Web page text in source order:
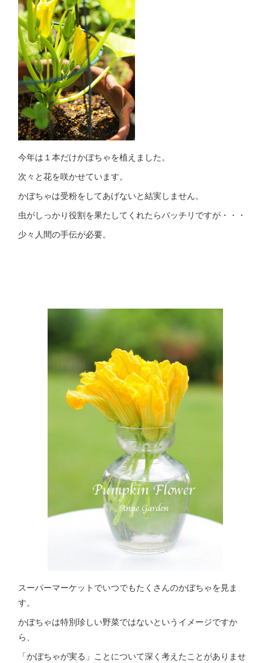
今年は１本だけかぼちゃを植えました。
次々と花を咲かせています。
かぼちゃは受粉をしてあげないと結実しません。
虫がしっかり役割を果たしてくれたらバッチリですが・・・
少々人間の手伝が必要。
スーパーマーケットでいつでもたくさんのかぼちゃを見ま
す。
かぼちゃは特別珍しい野菜ではないというイメージですか
ら、
「かぼちゃが実る」ことについて深く考えたことがありませ